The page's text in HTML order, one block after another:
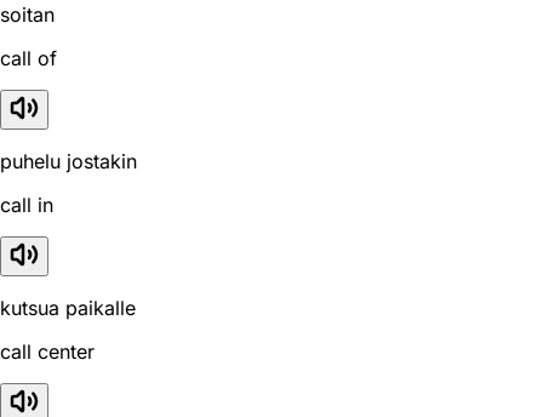
soitan
call of
puhelu jostakin
call in
kutsua paikalle
call center